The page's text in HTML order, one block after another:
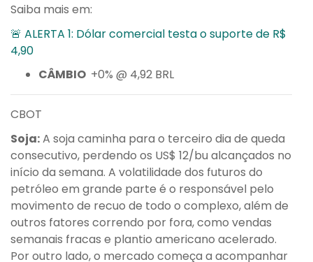
Saiba mais em:
🚨 ALERTA 1: Dólar comercial testa o suporte de R$
4,90
CÂMBIO +0% @ 4,92 BRL
CBOT
Soja:A soja caminha para o terceiro dia de queda
consecutivo, perdendo os US$ 12/bu alcançados no
início da semana. A volatilidade dos futuros do
petróleo em grande parte é o responsável pelo
movimento de recuo de todo o complexo, além de
outros fatores correndo por fora, como vendas
semanais fracas e plantio americano acelerado.
Por outro lado, o mercado começa a acompanhar